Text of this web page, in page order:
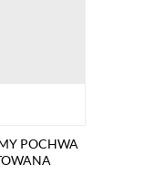
POCHWA